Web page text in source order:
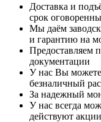
Доставка и
срок
Мы даём
и гарантию на
Предоставляем
документации
У нас Вы можете
безналичный
За надежный
У нас всегда
действуют